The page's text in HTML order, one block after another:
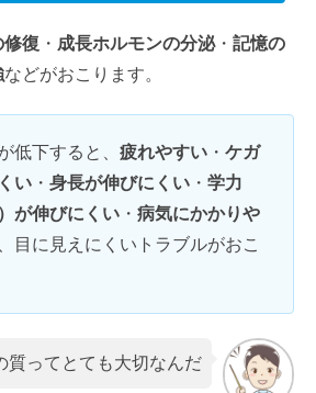
修復 ・ 成長ホルモンの分泌・ 記憶の
などがおこります。
低下すると、 疲れやすい ・ ケガ
い ・ 身長が伸びにくい ・ 学力
が伸びにくい ・ 病気にかかりや
目に見えにくいトラブルがおこ
質ってとても大切なんだ